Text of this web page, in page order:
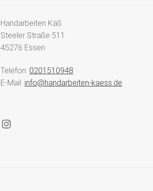
Handarbeiten Käß
Steeler Straße 511
45276 Essen
Telefon: 0201510948
E-Mail: info@handarbeiten-kaess.de
Instagram